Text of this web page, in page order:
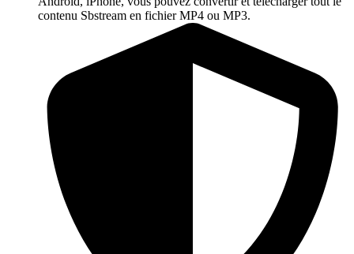
contenu Sbstream en fichier MP4 ou MP3.